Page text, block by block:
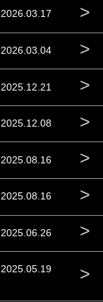
2026.03.17 >
2026.03.04 >
2025.12.21 >
2025.12.08 >
2025.08.16 >
2025.08.16 >
2025.06.26 >
2025.05.19 >